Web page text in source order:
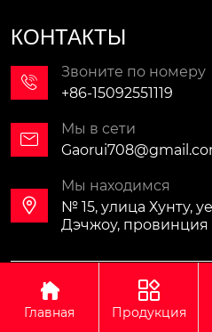
КОНТАКТЫ

Звоните по номеру
+86-15092551119

Мы в сети

Мы находимся
№ 15, улица Хунту,
Дэчжоу,
Авторское право©ООО

Главная

Продукция